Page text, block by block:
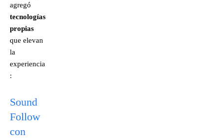
agregó
tecnologías
propias
que elevan
la
experiencia
:
Sound
Follow
con